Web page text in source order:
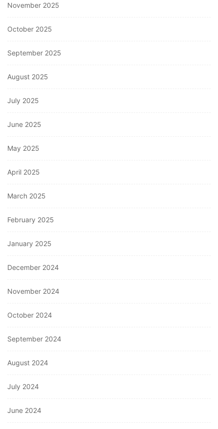
November 2025
October 2025
September 2025
August 2025
July 2025
June 2025
May 2025
April 2025
March 2025
February 2025
January 2025
December 2024
November 2024
October 2024
September 2024
August 2024
July 2024
June 2024